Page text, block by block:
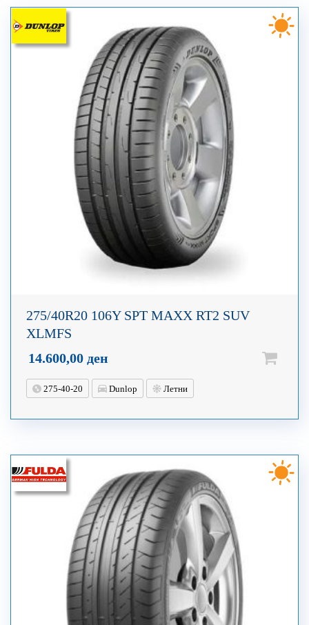
275/40R20 106Y SPT MAXX RT2 SUV
XLMFS
14.600,00 ден
275-40-20 Dunlop Летни